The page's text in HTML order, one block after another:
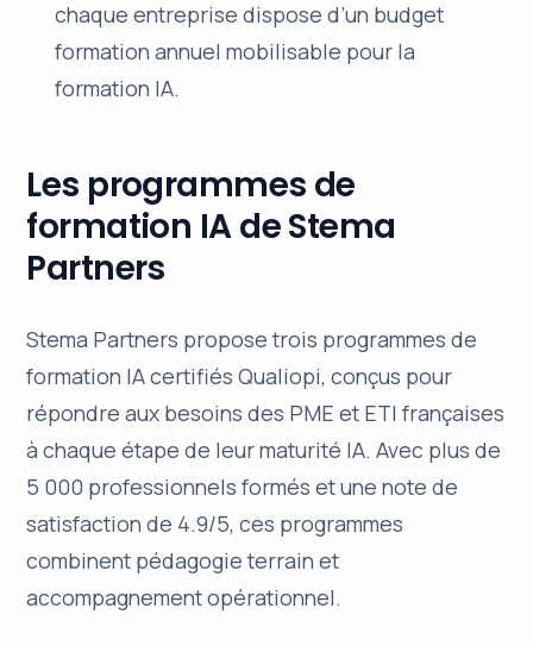
chaque entreprise dispose d’un budget
formation annuel mobilisable pour la
formation IA.
Les programmes de
formation IA de Stema
Partners
Stema Partners propose trois programmes de
formation IA certifiés Qualiopi, conçus pour
répondre aux besoins des PME et ETI françaises
à chaque étape de leur maturité IA. Avec plus de
5 000 professionnels formés et une note de
satisfaction de 4.9/5, ces programmes
combinent pédagogie terrain et
accompagnement opérationnel.